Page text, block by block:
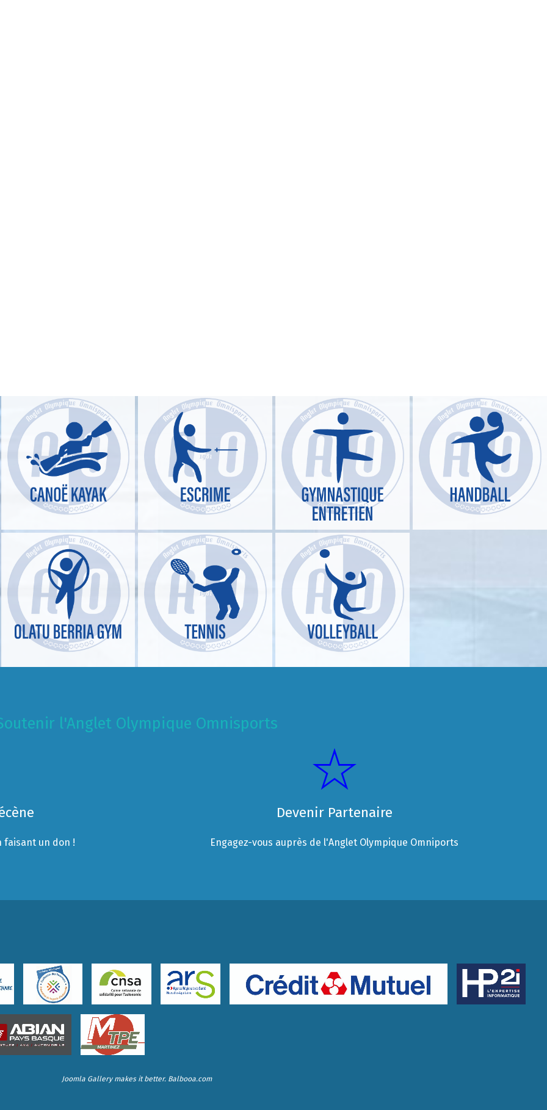
l'Anglet Olympique Omnisports
faisant un don !
Devenir Partenaire
Engagez-vous auprès de l'Anglet Olympique Omniports
Joomla Gallerymakes it better. Balbooa.com